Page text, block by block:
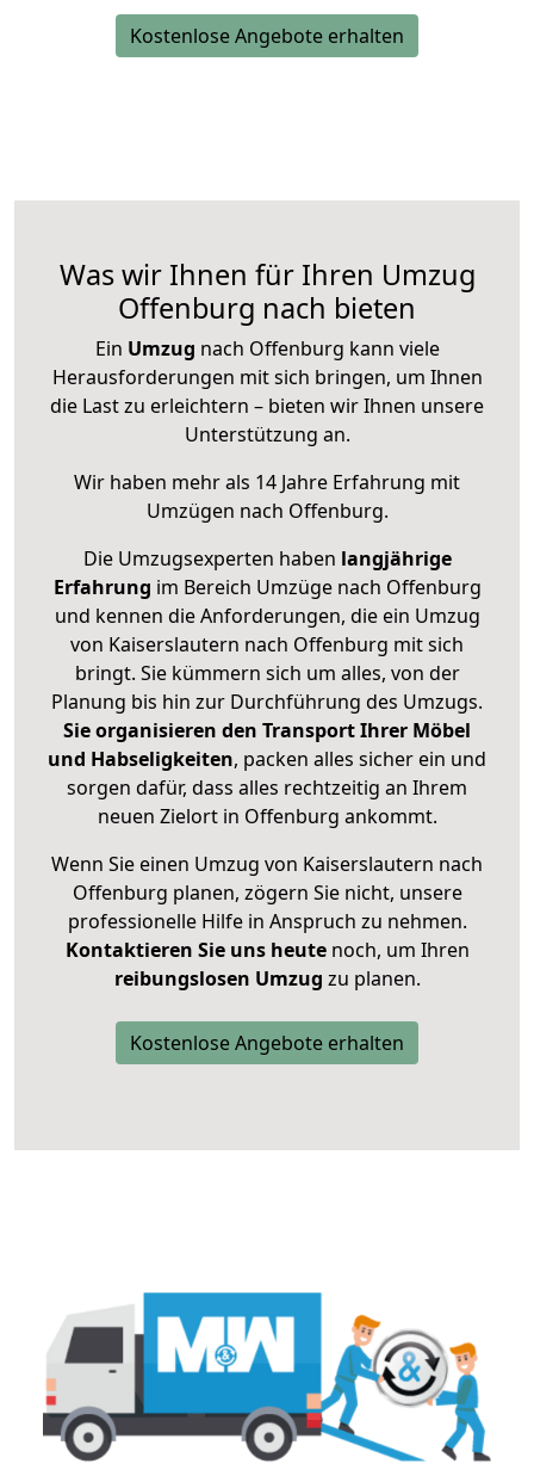
Kostenlose Angebote erhalten
Was wir Ihnen für Ihren Umzug
Offenburg nach bieten
Ein Umzug nach Offenburg kann viele
Herausforderungen mit sich bringen, um Ihnen
die Last zu erleichtern – bieten wir Ihnen unsere
Unterstützung an.
Wir haben mehr als 14 Jahre Erfahrung mit
Umzügen nach Offenburg.
Die Umzugsexperten haben langjährige
Erfahrung im Bereich Umzüge nach Offenburg
und kennen die Anforderungen, die ein Umzug
von Kaiserslautern nach Offenburg mit sich
bringt. Sie kümmern sich um alles, von der
Planung bis hin zur Durchführung des Umzugs.
Sie organisieren den Transport Ihrer Möbel
und Habseligkeiten, packen alles sicher ein und
sorgen dafür, dass alles rechtzeitig an Ihrem
neuen Zielort in Offenburg ankommt.
Wenn Sie einen Umzug von Kaiserslautern nach
Offenburg planen, zögern Sie nicht, unsere
professionelle Hilfe in Anspruch zu nehmen.
Kontaktieren Sie uns heutenoch, um Ihren
reibungslosen Umzug zu planen.
Kostenlose Angebote erhalten